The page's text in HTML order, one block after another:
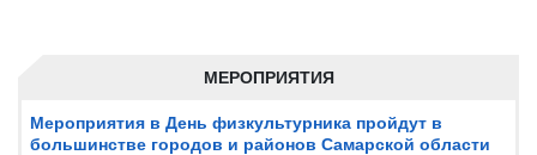
МЕРОПРИЯТИЯ
Мероприятия в День физкультурника пройдут в
большинстве городов и районов Самарской области